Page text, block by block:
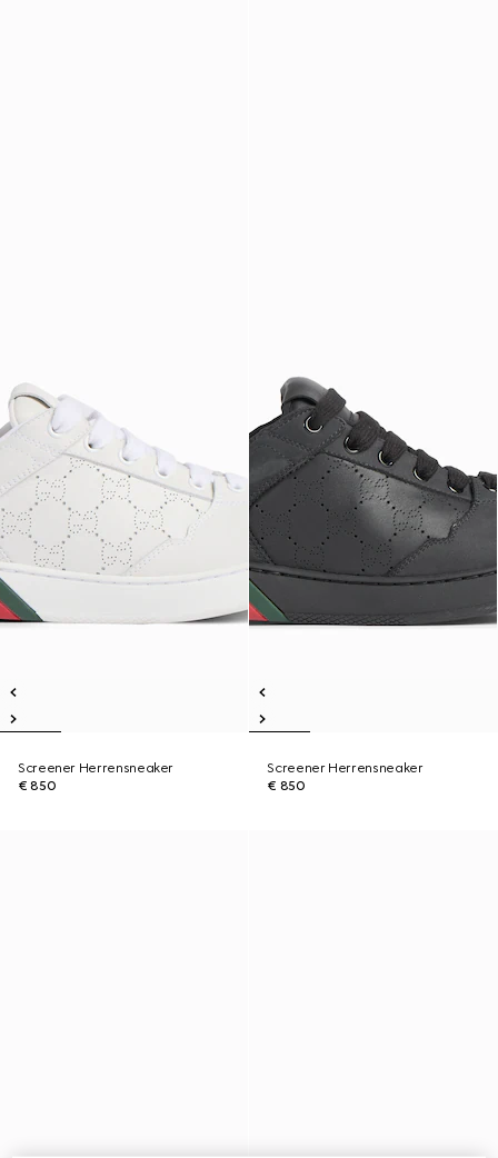
Screener Herrensneaker
€ 850
Screener Herrensneaker
€ 850